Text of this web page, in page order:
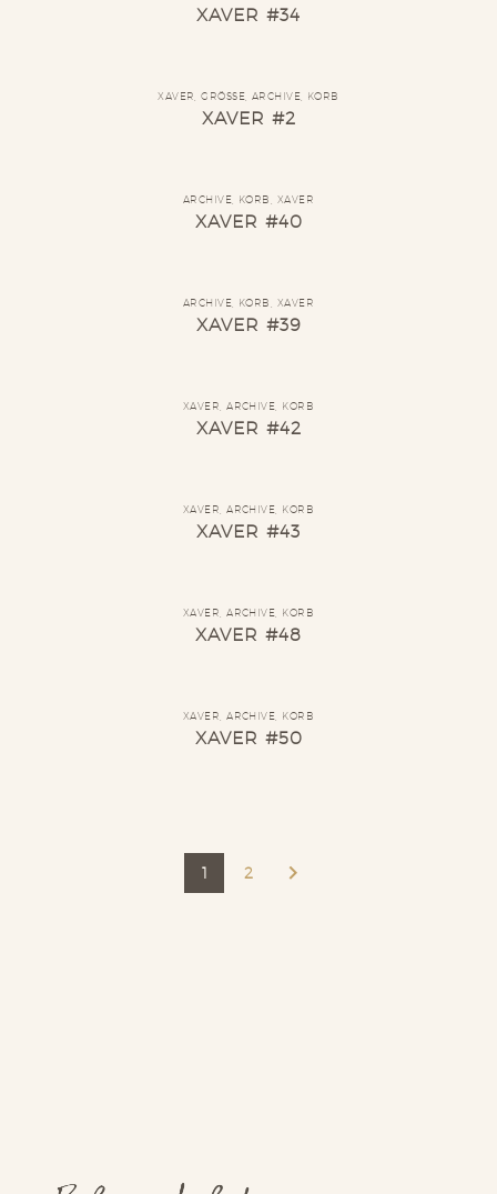
XAVER #34
XAVER ,GRÖSSE ARCHIVE KORB
XAVER #2
ARCHIVE KORB XAVER
XAVER #40
ARCHIVE KORB XAVER
XAVER #39
XAVER ,ARCHIVE KORB
XAVER #42
XAVER ,ARCHIVE KORB
XAVER #43
XAVER ,ARCHIVE KORB
XAVER #48
XAVER ,ARCHIVE KORB
XAVER #50
1 2